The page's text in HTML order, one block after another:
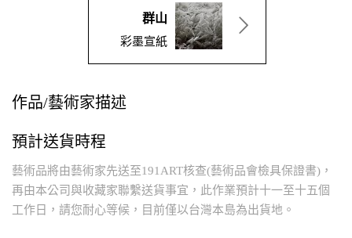
群山
彩墨宣紙
作品/藝術家描述
預計送貨時程
藝術品將由藝術家先送至191ART核查(藝術品會檢具保證書)，
再由本公司與收藏家聯繫送貨事宜，此作業預計十一至十五個
工作日，請您耐心等候，目前僅以台灣本島為出貨地。